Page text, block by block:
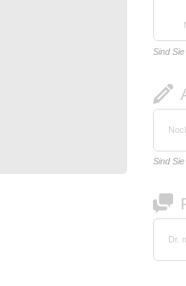
Sind
Sind
Dr.